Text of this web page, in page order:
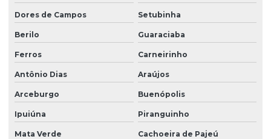
Dores de Campos Setubinha
Berilo Guaraciaba
Ferros Carneirinho
Antônio Dias Araújos
Arceburgo Buenópolis
Ipuiúna Piranguinho
Mata Verde Cachoeira de Pajeú